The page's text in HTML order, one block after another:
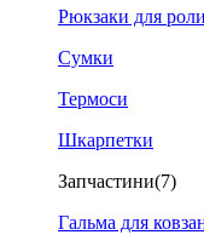
Рюкзаки для
Сумки
Термоси
Шкарпетки
Запчастини(7)
Гальма для